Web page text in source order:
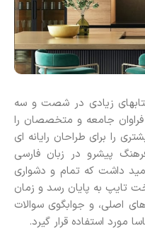
کتابهای زیادی در شصت و سه
جامعه و متخصصان را
را برای طراحان رایانه ای
پیشرو در زبان فارسی
داشت که تمام و دشواری
تایپ به پایان رسد و زمان
اصلی، و جوابگوی سوالات
مورد استفاده قرار گیرد.